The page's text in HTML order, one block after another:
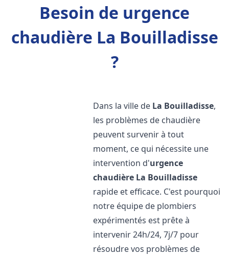
Besoin de urgence
chaudière La Bouilladisse
?
Dans la ville de La Bouilladisse,
les problèmes de chaudière
peuvent survenir à tout
moment, ce qui nécessite une
intervention d'urgence
chaudière La Bouilladisse
rapide et efficace. C'est pourquoi
notre équipe de plombiers
expérimentés est prête à
intervenir 24h/24, 7j/7 pour
résoudre vos problèmes de